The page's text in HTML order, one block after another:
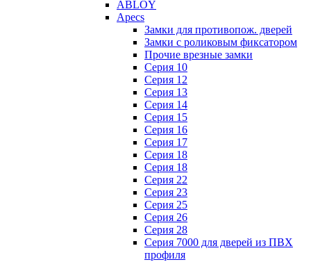
ABLOY
Apecs
Замки для противопож. дверей
Замки с роликовым фиксатором
Прочие врезные замки
Серия 10
Серия 12
Серия 13
Серия 14
Серия 15
Серия 16
Серия 17
Серия 18
Серия 18
Серия 22
Серия 23
Серия 25
Серия 26
Серия 28
Серия 7000 для дверей из ПВХ
профиля